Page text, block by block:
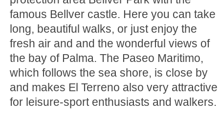
famous Bellver castle. Here you can take
long, beautiful walks, or just enjoy the
fresh air and and the wonderful views of
the bay of Palma. The Paseo Maritimo,
which follows the sea shore, is close by
and makes El Terreno also very attractive
for leisure-sport enthusiasts and walkers.